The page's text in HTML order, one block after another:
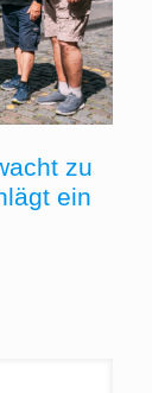
zu
ein